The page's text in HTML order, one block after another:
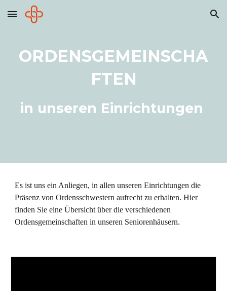
Skip to main content Skip to navigation
ORDENSGEMEINSCHA
FTEN
in unseren Einrichtungen
Es ist uns ein Anliegen, in allen unseren Einrichtungen die
Präsenz von Ordensschwestern aufrecht zu erhalten. Hier
finden Sie eine Übersicht über die verschiedenen
Ordensgemeinschaften in unseren Seniorenhäusern.